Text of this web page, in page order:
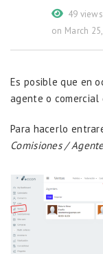
49 views
on March
Es posible que en
agente o comercial
Para hacerlo
Comisiones /